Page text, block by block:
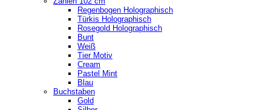
Regenbogen Holographisch
Türkis Holographisch
Rosegold Holographisch
Bunt
Weiß
Tier Motiv
Cream
Pastel Mint
Blau
Buchstaben
Gold